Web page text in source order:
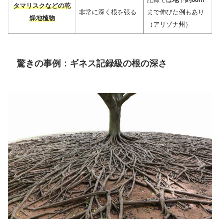
タマリスクなどの乾
燥地植物
非常に深く根を張る
まで伸びた例もあり
（アリゾナ州）
驚きの事例：ギネス記録級の根の深さ